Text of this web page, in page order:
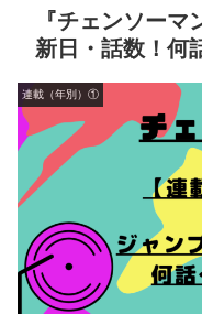
『チェンソー
新日・話数！何
連載（年別）①